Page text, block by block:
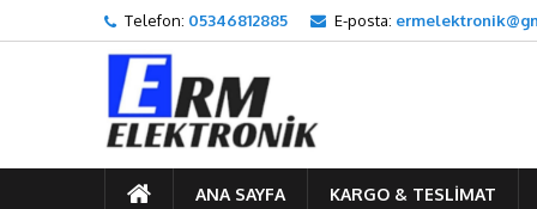
Telefon: 05346812885 E-posta:
ANA SAYFA KARGO & TESLIMAT